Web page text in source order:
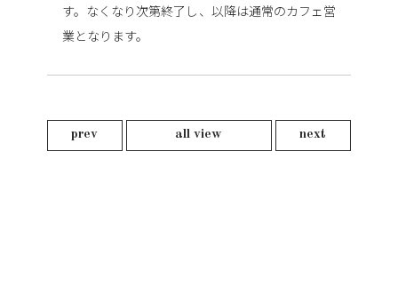
す。 なくなり次第終了し、以降は通常のカフェ営
業となります。
prev all view next